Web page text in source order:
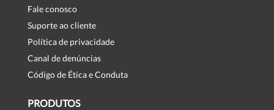
Fale conosco
Suporte ao cliente
Política de privacidade
Canal de denúncias
Código de Ética e Conduta
PRODUTOS